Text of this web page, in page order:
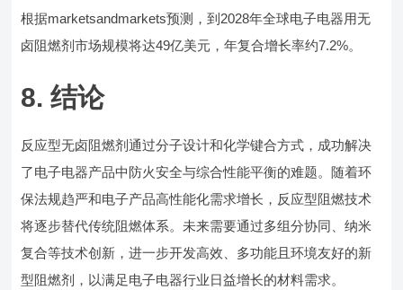
根据marketsandmarkets预测，到2028年全球电子电器用无
卤阻燃剂市场规模将达49亿美元，年复合增长率约7.2%。
8. 结论
反应型无卤阻燃剂通过分子设计和化学键合方式，成功解决
了电子电器产品中防火安全与综合性能平衡的难题。随着环
保法规趋严和电子产品高性能化需求增长，反应型阻燃技术
将逐步替代传统阻燃体系。未来需要通过多组分协同、纳米
复合等技术创新，进一步开发高效、多功能且环境友好的新
型阻燃剂，以满足电子电器行业日益增长的材料需求。